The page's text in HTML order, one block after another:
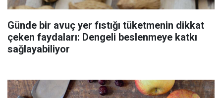
Günde bir avuç yer fıstığı tüketmenin dikkat
çeken faydaları: Dengeli beslenmeye katkı
sağlayabiliyor